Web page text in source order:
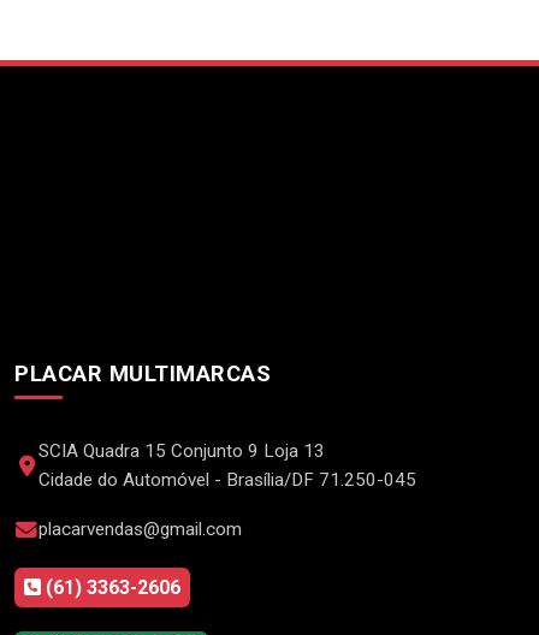
PLACAR MULTIMARCAS
SCIA Quadra 15 Conjunto 9 Loja 13
Cidade do Automóvel - Brasília/DF 71.250-045
placarvendas@gmail.com
(61) 3363-2606